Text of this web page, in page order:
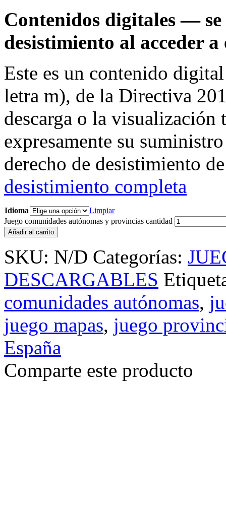
Contenidos digitales — se
desistimiento al acceder a
Este es un contenido
letra m), de la Directiva
descarga o la visualización
expresamente su
derecho de desistimiento
desistimiento completa
Idioma
Limpiar
Juego comunidades autónomas y provincias cantidad
Añadir al carrito
SKU: N/D Categorías:
DESCARGABLES
comunidades autónomas,
juego mapas, juego
España
Comparte este producto